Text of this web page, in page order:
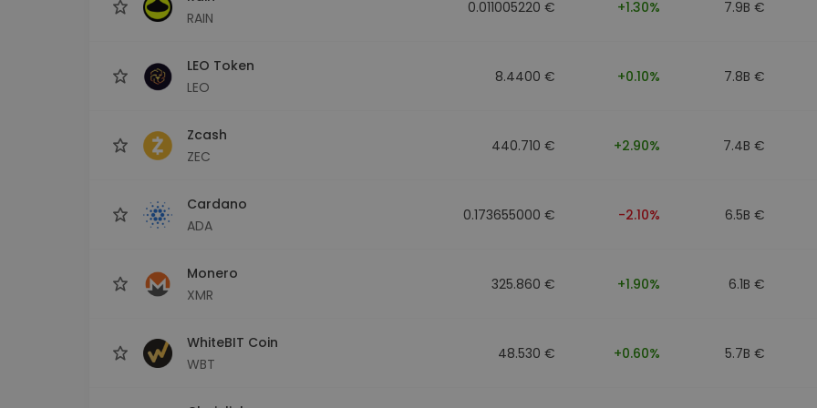
RAIN
0.011005220 € +1.30% 7.9B €
LEO Token
LEO
8.4400 € +0.10% 7.8B €
Zcash
ZEC
440.710 € +2.90% 7.4B €
Cardano
ADA
0.173655000 € -2.10% 6.5B €
Monero
XMR
325.860 € +1.90% 6.1B €
WhiteBIT Coin
WBT
48.530 € +0.60% 5.7B €